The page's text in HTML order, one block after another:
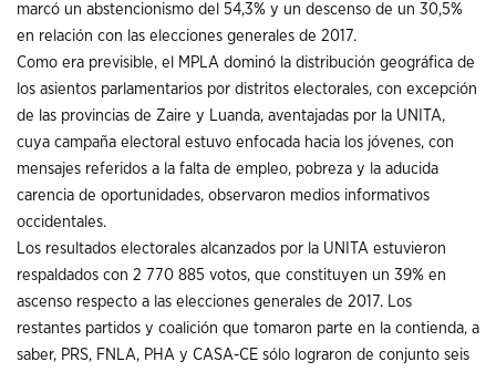
marcó un abstencionismo del 54,3% y un descenso de un 30,5%
en relación con las elecciones generales de 2017.
Como era previsible, el MPLA dominó la distribución geográfica de
los asientos parlamentarios por distritos electorales, con excepción
de las provincias de Zaire y Luanda, aventajadas por la UNITA,
cuya campaña electoral estuvo enfocada hacia los jóvenes, con
mensajes referidos a la falta de empleo, pobreza y la aducida
carencia de oportunidades, observaron medios informativos
occidentales.
Los resultados electorales alcanzados por la UNITA estuvieron
respaldados con 2 770 885 votos, que constituyen un 39% en
ascenso respecto a las elecciones generales de 2017. Los
restantes partidos y coalición que tomaron parte en la contienda, a
saber, PRS, FNLA, PHA y CASA-CE sólo lograron de conjunto seis